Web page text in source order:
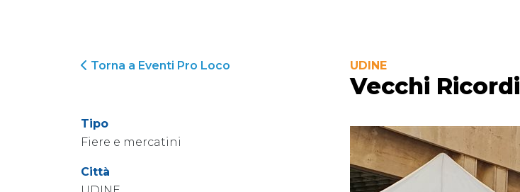
Torna a Eventi Pro Loco
Tipo
Fiere e mercatini
Città
UDINE
Vecchi Ricordi